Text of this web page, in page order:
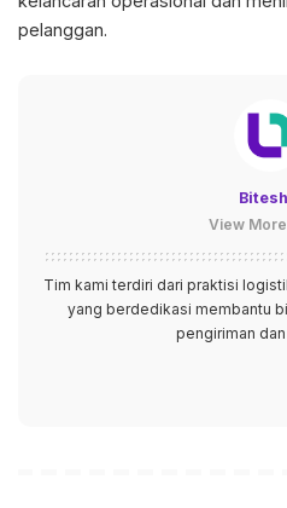
pelanggan.
View
Tim kami terdiri dari praktisi
yang berdedikasi membantu
pengiriman